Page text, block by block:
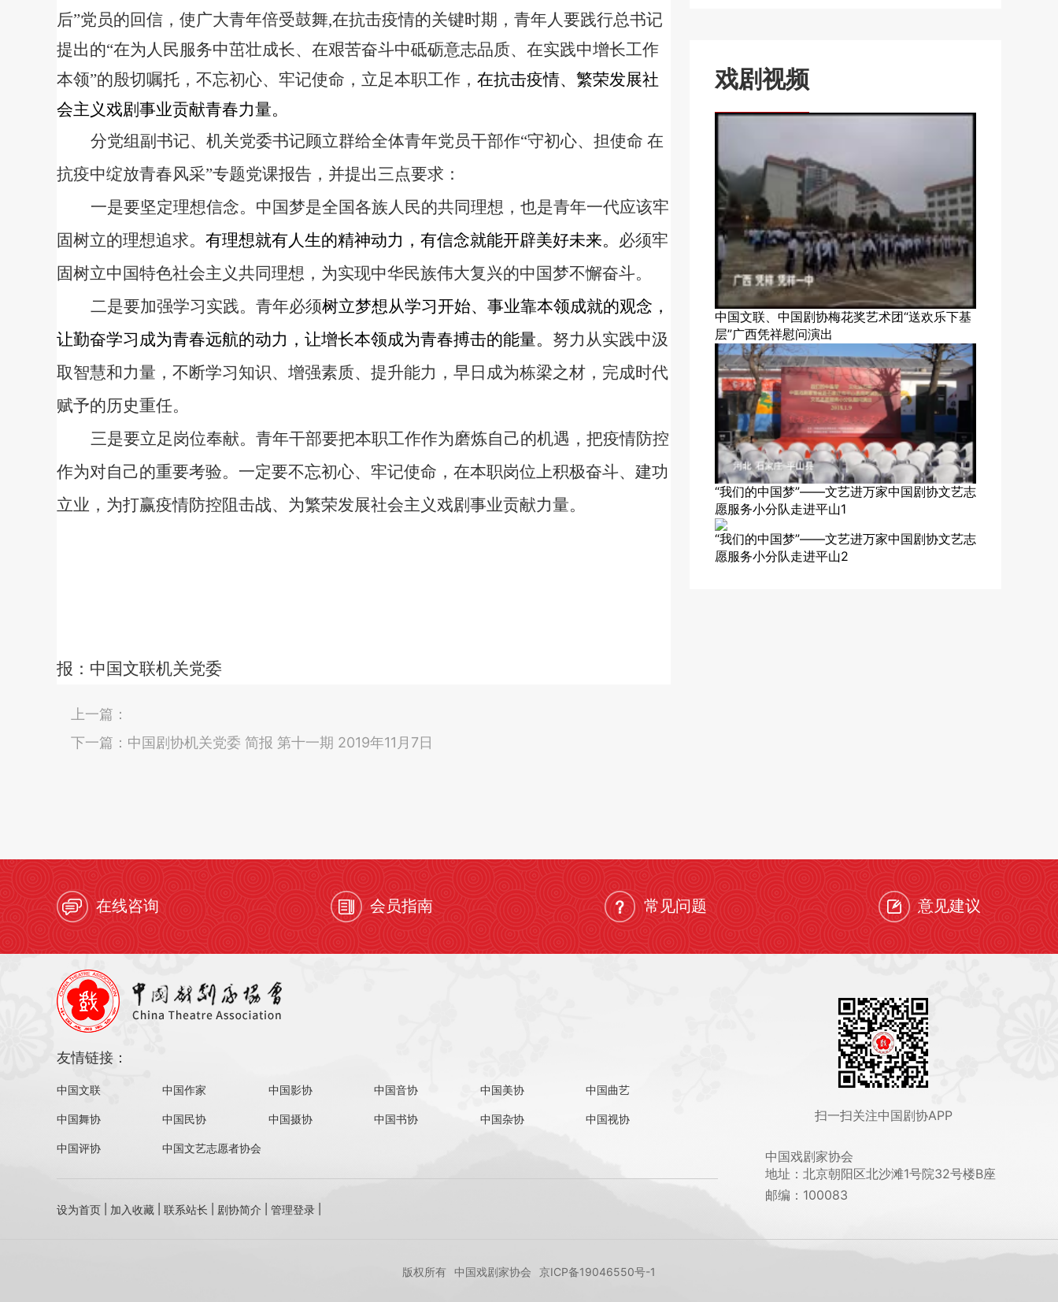
后”党员的回信，使广大青年倍受鼓舞,在抗击疫情的关键时期，青年人要践行总书记
提出的“在为人民服务中茁壮成长、在艰苦奋斗中砥砺意志品质、在实践中增长工作
本领”的殷切嘱托，不忘初心、牢记使命，立足本职工作， 在抗击疫情、繁荣发展社
会主义戏剧事业贡献青春力量。
分党组副书记、机关党委书记顾立群给全体青年党员干部作“守初心、担使命 在
抗疫中绽放青春风采”专题党课报告，并提出三点要求：
一是要坚定理想信念。中国梦是全国各族人民的共同理想，也是青年一代应该牢
固树立的理想追求。 有理想就有人生的精神动力，有信念就能开辟美好未来。 必须牢
固树立中国特色社会主义共同理想，为实现中华民族伟大复兴的中国梦不懈奋斗。
二是要加强学习实践。青年必须树立梦想从学习开始、事业靠本领成就的观念，
让勤奋学习成为青春远航的动力，让增长本领成为青春搏击的能量。 努力从实践中汲
取智慧和力量，不断学习知识、增强素质、提升能力，早日成为栋梁之材，完成时代
赋予的历史重任。
三是要立足岗位奉献。青年干部要把本职工作作为磨炼自己的机遇，把疫情防控
作为对自己的重要考验。一定要不忘初心、牢记使命，在本职岗位上积极奋斗、建功
立业，为打赢疫情防控阻击战、为繁荣发展社会主义戏剧事业贡献力量。
报：中国文联机关党委
上一篇：
下一篇： 中国剧协机关党委 简报 第十一期 2019年11月7日
戏剧视频
中国文联、中国剧协梅花奖艺术团“送欢乐下基
层”广西凭祥慰问演出
“我们的中国梦”——文艺进万家中国剧协文艺志
愿服务小分队走进平山1
“我们的中国梦”——文艺进万家中国剧协文艺志
愿服务小分队走进平山2
在线咨询 会员指南 常见问题 意见建议
友情链接：
中国文联 中国作家 中国影协 中国音协 中国美协 中国曲艺
中国舞协 中国民协 中国摄协 中国书协 中国杂协 中国视协
中国评协 中国文艺志愿者协会
设为首页 加入收藏 联系站长 剧协简介 管理登录
扫一扫关注中国剧协APP
中国戏剧家协会
地址：北京朝阳区北沙滩1号院32号楼B座
邮编：100083
版权所有 中国戏剧家协会 京ICP备19046550号-1